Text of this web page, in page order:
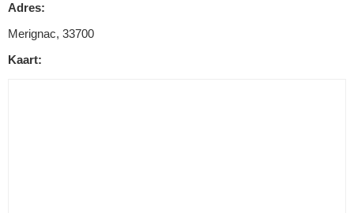
Adres:
Merignac, 33700
Kaart: